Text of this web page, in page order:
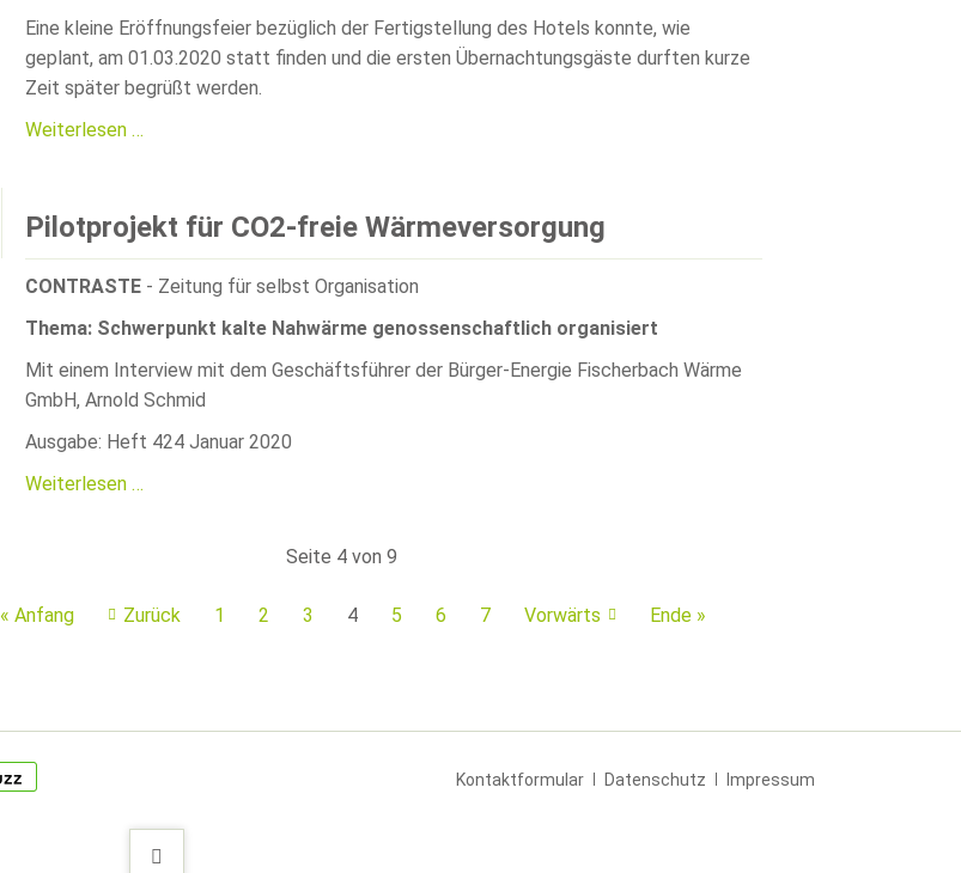
Eine kleine Eröffnungsfeier bezüglich der Fertigstellung des Hotels konnte, wie
geplant, am 01.03.2020 statt finden und die ersten Übernachtungsgäste durften kurze
Zeit später begrüßt werden.
Weiterlesen …
Pilotprojekt für CO2-freie Wärmeversorgung
CONTRASTE - Zeitung für selbst Organisation
Thema: Schwerpunkt kalte Nahwärme genossenschaftlich organisiert
Mit einem Interview mit dem Geschäftsführer der Bürger-Energie Fischerbach Wärme
GmbH, Arnold Schmid
Ausgabe: Heft 424 Januar 2020
Weiterlesen …
Wärmeversorgung
Seite 4 von 9
« Anfang Zurück 1 2 3 4 5 6 7 Vorwärts Ende »
Navigation
Kontaktformular Datenschutz Impressum